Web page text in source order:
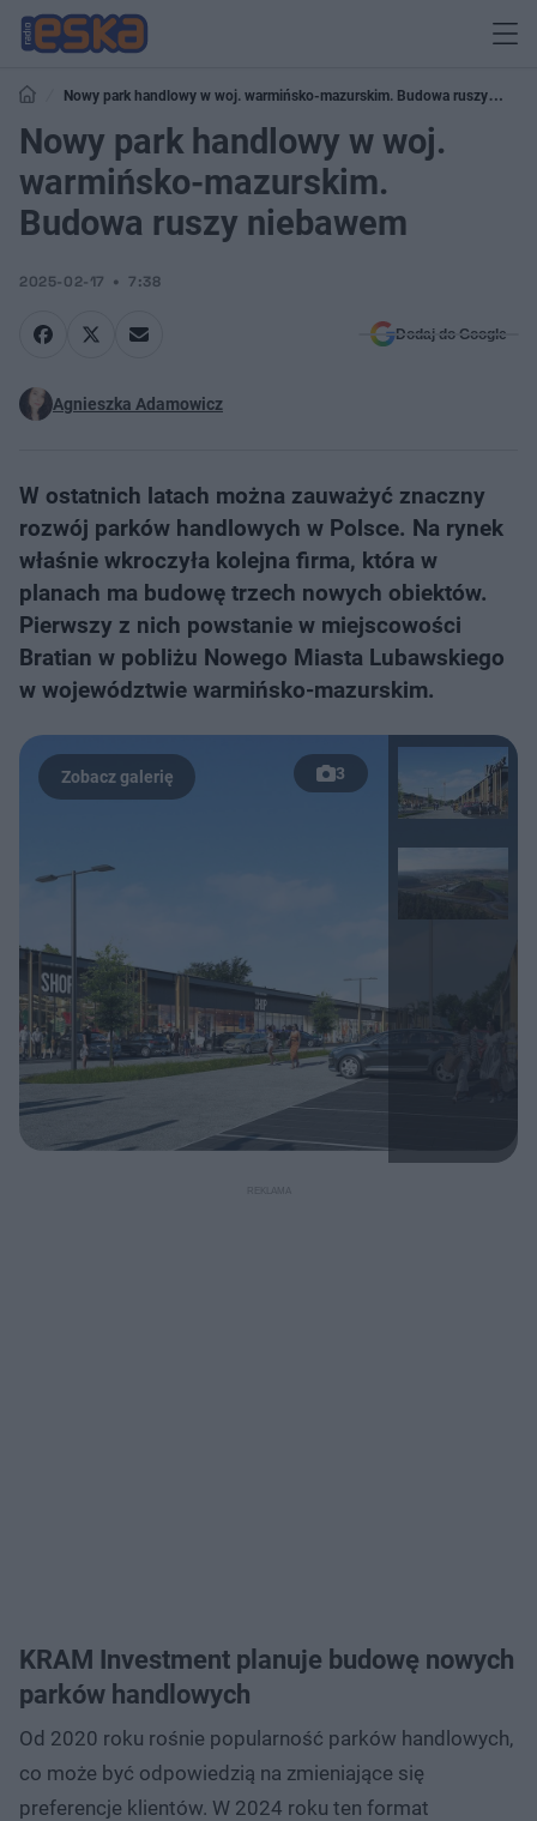
Nowy park handlowy w woj. warmińsko-mazurskim. Budowa ruszy
niebawem
Nowy park handlowy w woj.
warmińsko-mazurskim.
Budowa ruszy niebawem
2025-02-17 7:38
Dodaj do Google
Agnieszka Adamowicz
W ostatnich latach można zauważyć znaczny
rozwój parków handlowych w Polsce. Na rynek
właśnie wkroczyła kolejna firma, która w
planach ma budowę trzech nowych obiektów.
Pierwszy z nich powstanie w miejscowości
Bratian w pobliżu Nowego Miasta Lubawskiego
w województwie warmińsko-mazurskim.
3
KRAM Investment planuje budowę nowych
parków handlowych
Od 2020 roku rośnie popularność parków handlowych,
co może być odpowiedzią na zmieniające się
preferencje klientów. W 2024 roku ten format